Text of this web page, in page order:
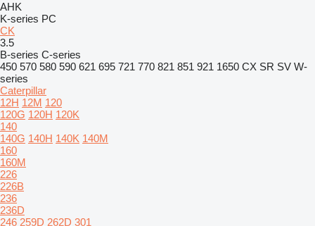
AHK
K-series PC
CK
3.5
B-series C-series
450 570 580 590 621 695 721 770 821 851 921 1650 CX SR SV W-
series
Caterpillar
12H 12M 120
120G 120H 120K
140
140G 140H 140K 140M
160
160M
226
226B
236
236D
246 259D 262D 301